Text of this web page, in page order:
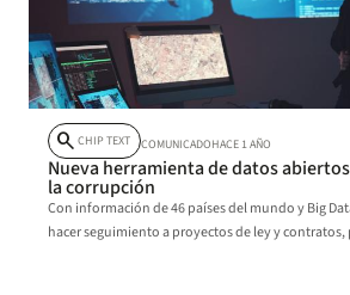
search CHIP TEXT COMUNICADOHACE 1 AÑO
Nueva herramienta de datos
la corrupción
Con información de 46 países del mundo y Big
hacer seguimiento a proyectos de ley y contratos,